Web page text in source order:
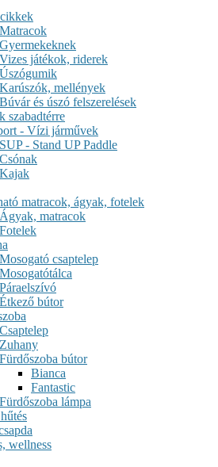
Matracok
Gyermekeknek
Vizes játékok, riderek
Úszógumik
Karúszók, mellények
Búvár és úszó felszerelések
szabadtérre
- Vízi járművek
SUP - Stand UP Paddle
Csónak
Kajak
matracok, ágyak, fotelek
Ágyak, matracok
Fotelek
Mosogató csaptelep
Mosogatótálca
Páraelszívó
Étkező bútor
Csaptelep
Zuhany
Fürdőszoba bútor
Bianca
Fantastic
Fürdőszoba lámpa
wellness